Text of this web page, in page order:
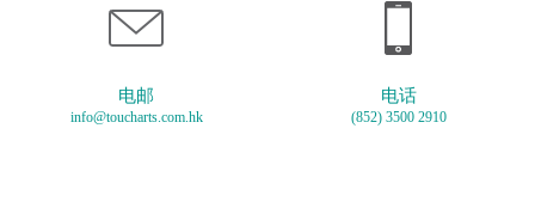
电邮
info@toucharts.com.hk
电话
(852) 3500 2910